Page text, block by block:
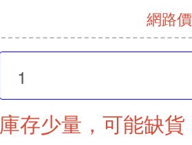
網路
庫存少量，可能缺貨